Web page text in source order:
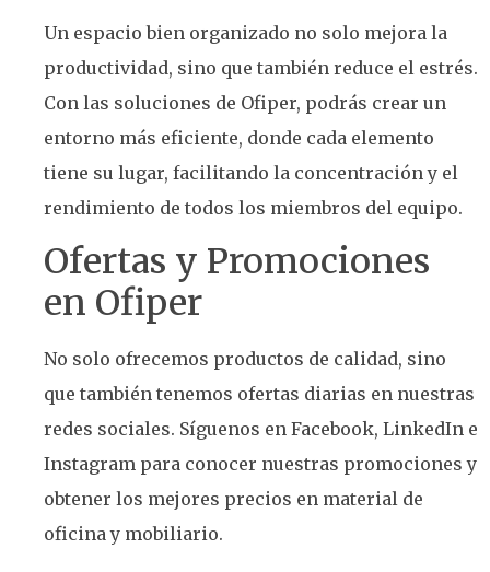
Un espacio bien organizado no solo mejora la
productividad, sino que también reduce el estrés.
Con las soluciones de Ofiper, podrás crear un
entorno más eficiente, donde cada elemento
tiene su lugar, facilitando la concentración y el
rendimiento de todos los miembros del equipo.
Ofertas y Promociones
en Ofiper
No solo ofrecemos productos de calidad, sino
que también tenemos ofertas diarias en nuestras
redes sociales. Síguenos en Facebook, LinkedIn e
Instagram para conocer nuestras promociones y
obtener los mejores precios en material de
oficina y mobiliario.